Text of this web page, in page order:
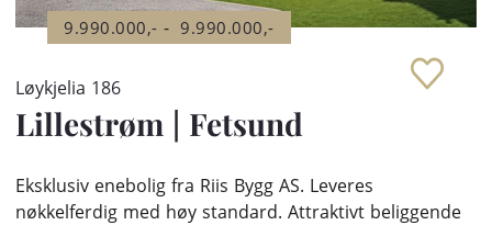
9.990.000,- - 9.990.000,-
Løykjelia 186
Lillestrøm | Fetsund
Eksklusiv enebolig fra Riis Bygg AS. Leveres
nøkkelferdig med høy standard. Attraktivt beliggende